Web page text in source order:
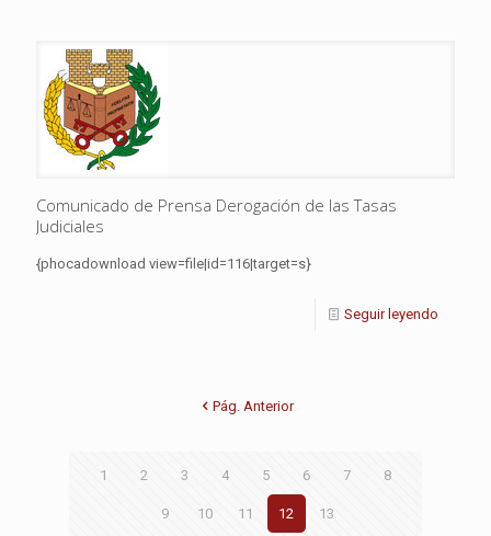
Comunicado de Prensa Derogación de las Tasas
Judiciales
{phocadownload view=file|id=116|target=s}
Seguir leyendo
Pág. Anterior
1 2 3 4 5 6 7 8
9 10 11 12 13